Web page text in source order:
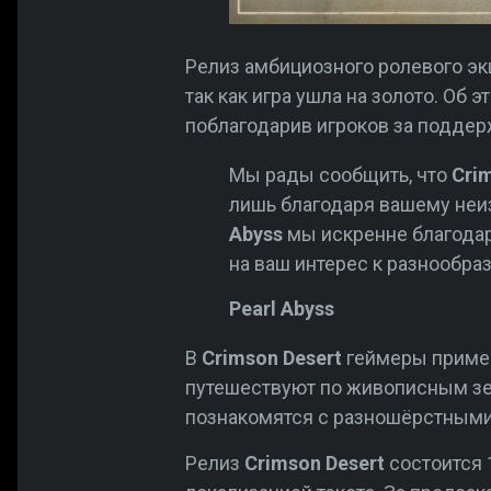
Релиз амбициозного ролевого
так как игра ушла на золото.
поблагодарив игроков за
Мы рады сообщить, что
лишь благодаря вашему
Abyssмы искренне
на ваш интерес к
Pearl Abyss
В Crimson Desert геймеры
путешествуют по живописным
познакомятся с
Релиз Crimson Desert